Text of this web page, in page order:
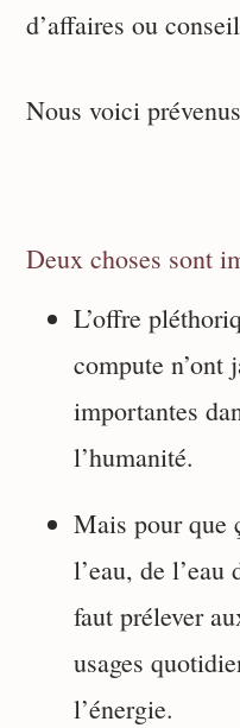
d’affaires ou
Nous voici
Deux choses sont
L’offre
compute n’ont
importantes
l’humanité.
Mais pour que
l’eau, de l’eau
faut prélever
usages
l’énergie.